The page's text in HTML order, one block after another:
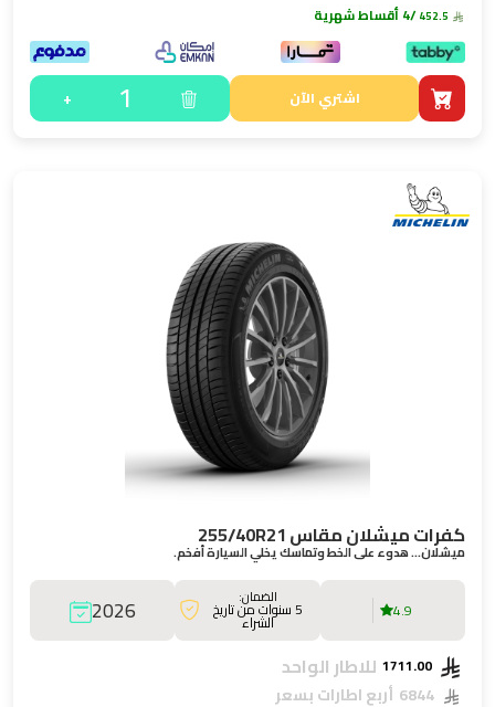
/4 أقساط شهرية
اشتري الآن 1
+
كفرات ميشلان مقاس 255/40R21
ميشلان… هدوء على الخط وتماسك يخلي السيارة أفخم.
4.9
الضمان:
5 سنوات من تاريخ
الشراء 2026
للاطار الواحد
أربع اطارات بسعر